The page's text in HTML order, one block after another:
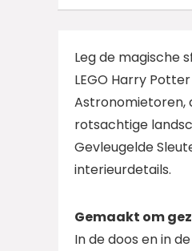
Leg de magische
LEGO Harry
Astronomietoren,
rotsachtige
Gevleugelde
interieurdetails.
Gemaakt om
In de doos en in